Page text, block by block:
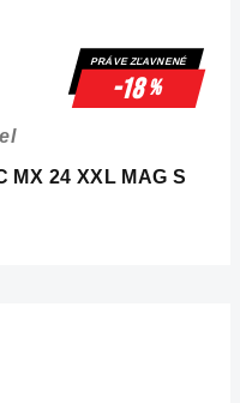
PRÁVE ZĽAVNENÉ
-18%
MX 24 XXL MAG S